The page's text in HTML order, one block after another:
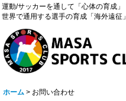
運動/サッカーを通して「心体の育成」
世界で通用する選手の育成「海外遠征」
ホーム > お問い合わせ